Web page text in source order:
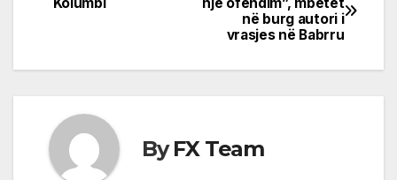
në burg autori i
vrasjes në Babrru
ByFX Team